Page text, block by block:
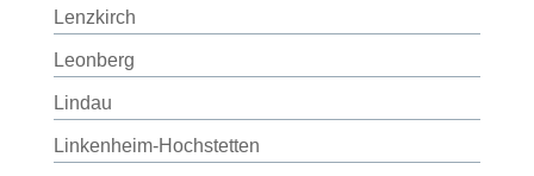
Lenzkirch
Leonberg
Lindau
Linkenheim-Hochstetten